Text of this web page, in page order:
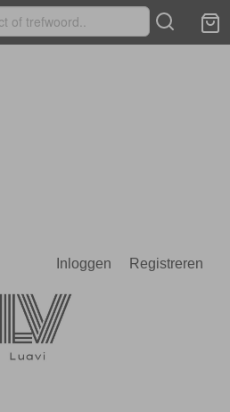
Inloggen Registreren